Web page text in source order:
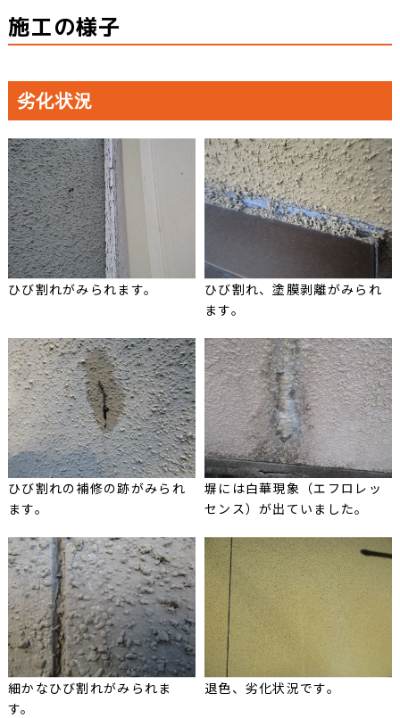
施工の様子
劣化状況
ひび割れがみられます。
ひび割れ、塗膜剥離がみられ
ます。
ひび割れの補修の跡がみられ
ます。
塀には白華現象（エフロレッ
センス）が出ていました。
細かなひび割れがみられま
す。
退色、劣化状況です。